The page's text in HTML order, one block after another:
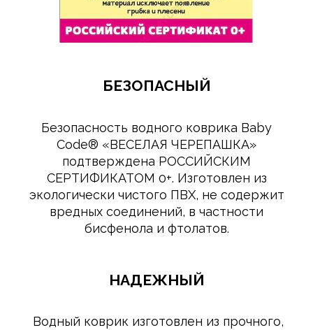
БЕЗОПАСНЫЙ
Безопасность водного коврика Baby
Сode® «ВЕСЕЛАЯ ЧЕРЕПАШКА»
подтверждена РОССИЙСКИМ
СЕРТИФИКАТОМ 0+. Изготовлен из
экологически чистого ПВХ, не содержит
вредных соединений, в частности
бисфенола и фтолатов.
НАДЕЖНЫЙ
Водный коврик изготовлен из прочного,